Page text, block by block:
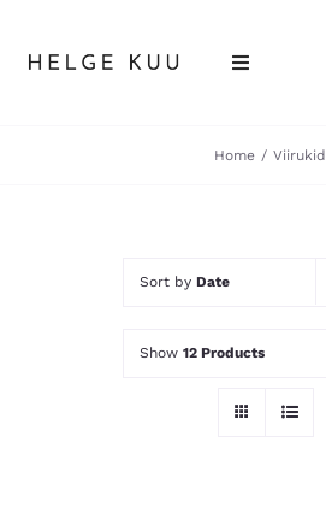
Toggle
Edasimüüjad
Eritellimused
Home Viirukid
Sort by Date
Show 12 Products